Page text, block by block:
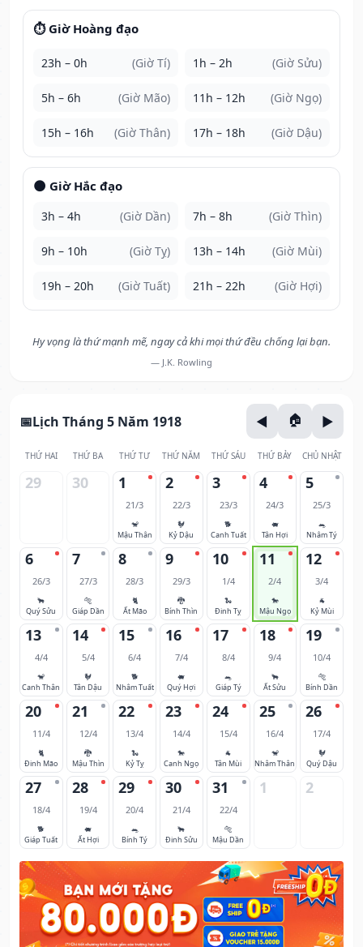
⏱️ Giờ Hoàng đạo
23h – 0h (Giờ Tí) 1h – 2h (Giờ Sửu)
5h – 6h (Giờ Mão) 11h – 12h (Giờ Ngọ)
15h – 16h (Giờ Thân) 17h – 18h (Giờ Dậu)
🌑 Giờ Hắc đạo
3h – 4h (Giờ Dần) 7h – 8h (Giờ Thìn)
9h – 10h (Giờ Tỵ) 13h – 14h (Giờ Mùi)
19h – 20h (Giờ Tuất) 21h – 22h (Giờ Hợi)
Hy vọng là thứ mạnh mẽ, ngay cả khi mọi thứ đều chống lại bạn.
— J.K. Rowling
Lịch Tháng 5 Năm 1918
THỨ HAI THỨ BA THỨ TƯ THỨ NĂM THỨ SÁU THỨ BẢY CHỦ NHẬT
29 30 1
21/3
🐒
Mậu Thân
2
22/3
🐓
Kỷ Dậu
3
23/3
🐕
Canh Tuất
4
24/3
🐖
Tân Hợi
5
25/3
🐀
Nhâm Tý
6
26/3
🐂
Quý Sửu
7
27/3
🐅
Giáp Dần
8
28/3
🐈
Ất Mão
9
29/3
🐉
Bính Thìn
10
1/4
🐍
Đinh Tỵ
11
2/4
🐎
Mậu Ngọ
12
3/4
🐐
Kỷ Mùi
13
4/4
🐒
Canh Thân
14
5/4
🐓
Tân Dậu
15
6/4
🐕
Nhâm Tuất
16
7/4
🐖
Quý Hợi
17
8/4
🐀
Giáp Tý
18
9/4
🐂
Ất Sửu
19
10/4
🐅
Bính Dần
20
11/4
🐈
Đinh Mão
21
12/4
🐉
Mậu Thìn
22
13/4
🐍
Kỷ Tỵ
23
14/4
🐎
Canh Ngọ
24
15/4
🐐
Tân Mùi
25
16/4
🐒
Nhâm Thân
26
17/4
🐓
Quý Dậu
27
18/4
🐕
Giáp Tuất
28
19/4
🐖
Ất Hợi
29
20/4
🐀
Bính Tý
30
21/4
🐂
Đinh Sửu
31
22/4
🐅
Mậu Dần
1 2